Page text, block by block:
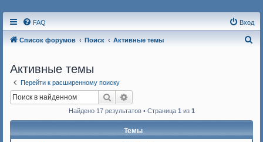
FAQ Вход
Список форумов Поиск Активные темы
Активные темы
Перейти к расширенному поиску
Поиск
Найдено 17 результатов • Страница 1 из 1
Темы